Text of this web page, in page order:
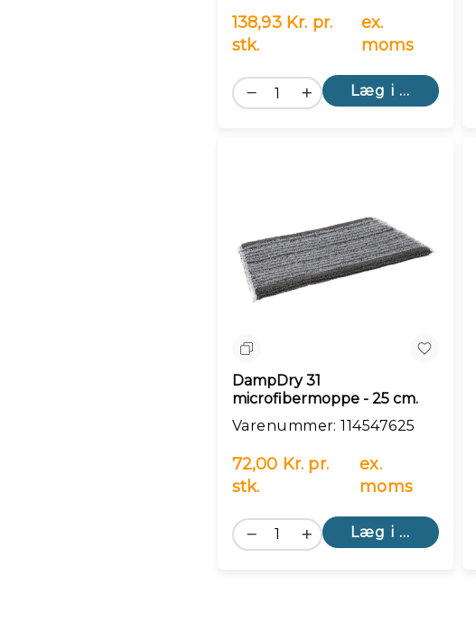
138,93 Kr. pr.
stk.
ex.
moms
Læg i kurv
Sammenlign
DampDry 31
microfibermoppe - 25 cm.
Varenummer: 114547625
72,00 Kr. pr.
stk.
ex.
moms
Læg i kurv